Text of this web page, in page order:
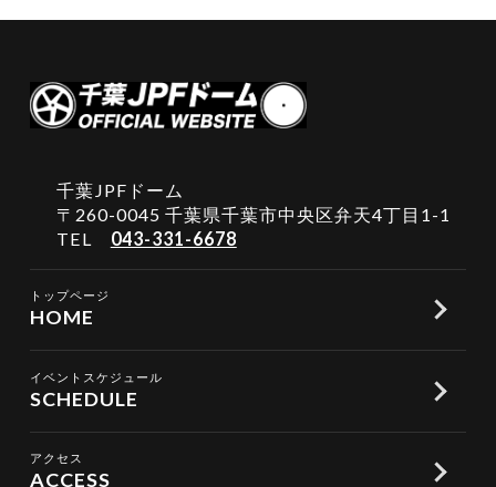
千葉JPFドーム
〒260-0045 千葉県千葉市中央区弁天4丁目1-1
TEL
043-331-6678
トップページ
HOME
イベントスケジュール
SCHEDULE
アクセス
ACCESS